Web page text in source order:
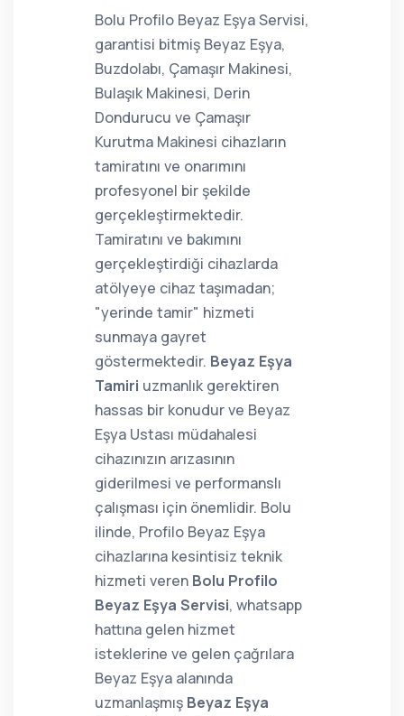
Bolu Profilo Beyaz Eşya Servisi,
garantisi bitmiş Beyaz Eşya,
Buzdolabı, Çamaşır Makinesi,
Bulaşık Makinesi, Derin
Dondurucu ve Çamaşır
Kurutma Makinesi cihazların
tamiratını ve onarımını
profesyonel bir şekilde
gerçekleştirmektedir.
Tamiratını ve bakımını
gerçekleştirdiği cihazlarda
atölyeye cihaz taşımadan;
"yerinde tamir" hizmeti
sunmaya gayret
göstermektedir. Beyaz Eşya
Tamiri uzmanlık gerektiren
hassas bir konudur ve Beyaz
Eşya Ustası müdahalesi
cihazınızın arızasının
giderilmesi ve performanslı
çalışması için önemlidir. Bolu
ilinde, Profilo Beyaz Eşya
cihazlarına kesintisiz teknik
hizmeti veren Bolu Profilo
Beyaz Eşya Servisi, whatsapp
hattına gelen hizmet
isteklerine ve gelen çağrılara
Beyaz Eşya alanında
uzmanlaşmış Beyaz Eşya